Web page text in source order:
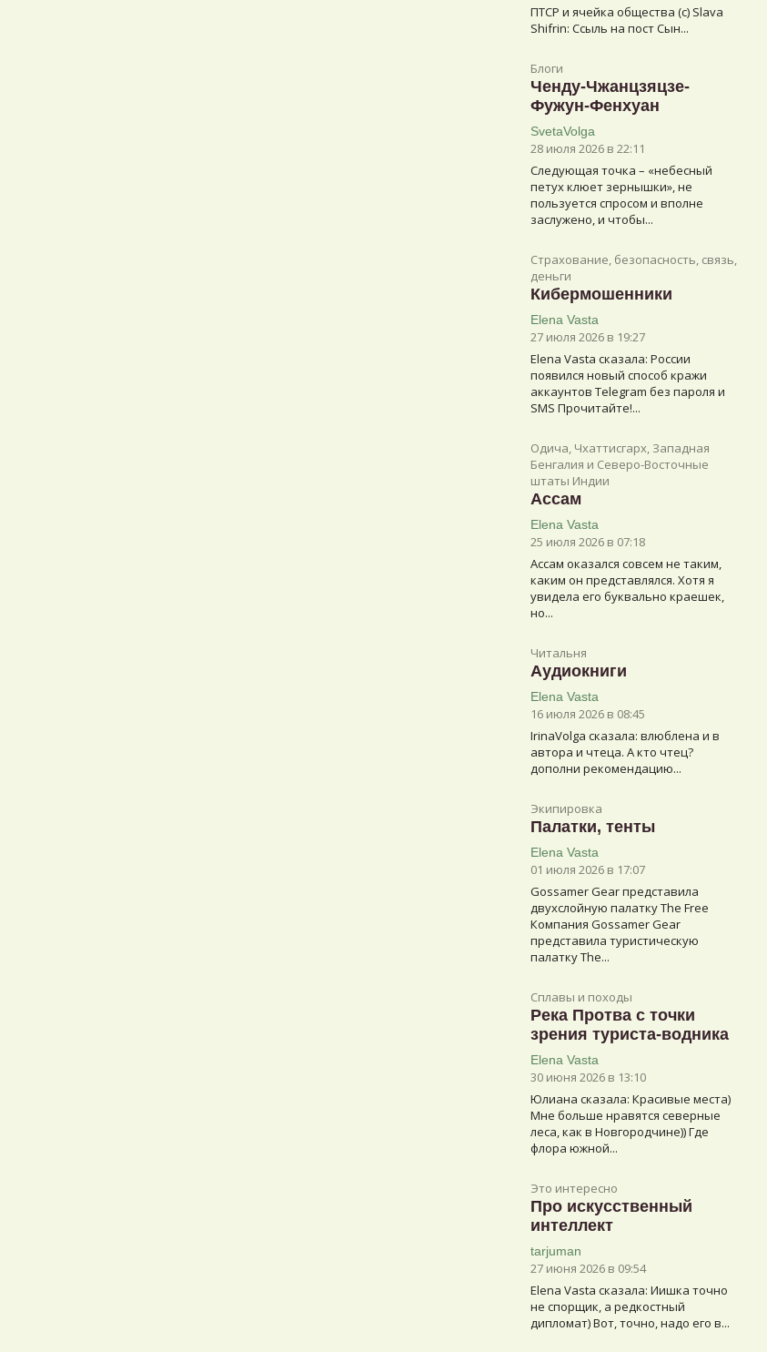
ПТСР и ячейка общества (с) Slava
Shifrin: Ссыль на пост Сын...
Блоги
Ченду-Чжанцзяцзе-
Фужун-Фенхуан
SvetaVolga
28 июля 2026 в 22:11
Следующая точка – «небесный
петух клюет зернышки», не
пользуется спросом и вполне
заслужено, и чтобы...
Страхование, безопасность, связь,
деньги
Кибермошенники
Elena Vasta
27 июля 2026 в 19:27
Elena Vasta сказалa: России
появился новый способ кражи
аккаунтов Telegram без пароля и
SMS Прочитайте!...
Одича, Чхаттисгарх, Западная
Бенгалия и Северо-Восточные
штаты Индии
Ассам
Elena Vasta
25 июля 2026 в 07:18
Ассам оказался совсем не таким,
каким он представлялся. Хотя я
увидела его буквально краешек,
но...
Читальня
Аудиокниги
Elena Vasta
16 июля 2026 в 08:45
IrinaVolga сказалa: влюблена и в
автора и чтеца. А кто чтец?
дополни рекомендацию...
Экипировка
Палатки, тенты
Elena Vasta
01 июля 2026 в 17:07
Gossamer Gear представила
двухслойную палатку The Free
Компания Gossamer Gear
представила туристическую
палатку The...
Сплавы и походы
Река Протва с точки
зрения туриста-водника
Elena Vasta
30 июня 2026 в 13:10
Юлиана сказалa: Красивые места)
Мне больше нравятся северные
леса, как в Новгородчине)) Где
флора южной...
Это интересно
Про искусственный
интеллект
tarjuman
27 июня 2026 в 09:54
Elena Vasta сказалa: Иишка точно
не спорщик, а редкостный
дипломат) Вот, точно, надо его в...